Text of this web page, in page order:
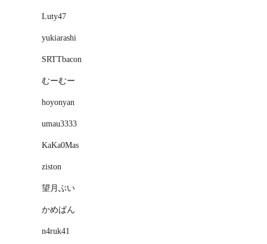
Luty47
yukiarashi
SRTTbacon
むーむー
hoyonyan
umau3333
KaKa0Mas
ziston
望月ぶい
かめぱん
n4ruk41